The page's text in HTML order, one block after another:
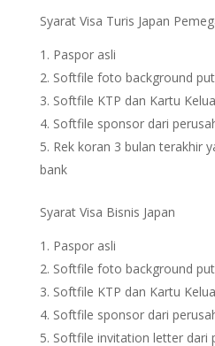
Syarat Visa Turis Japan
Paspor asli
Softfile foto background
Softfile KTP dan Kartu
Softfile sponsor dari
Rek koran 3 bulan terakhir
bank
Syarat Visa Bisnis Japan
Paspor asli
Softfile foto background
Softfile KTP dan Kartu
Softfile sponsor dari
Softfile invitation letter dari